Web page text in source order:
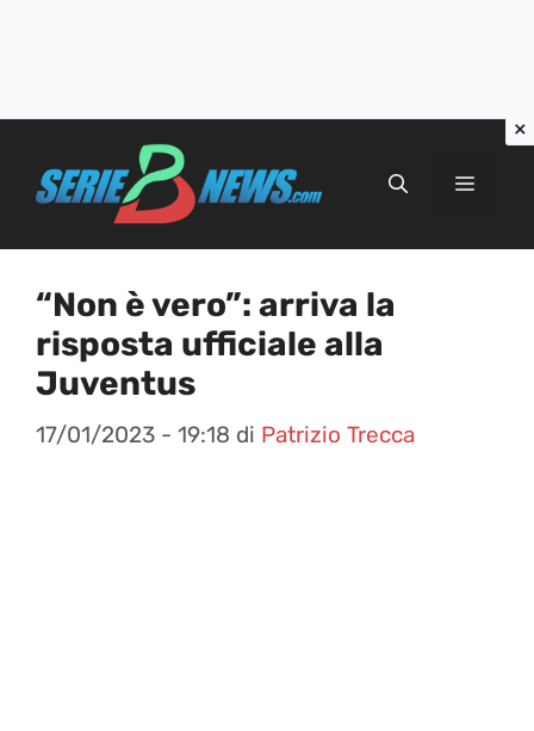
Menu
“Non è vero”: arriva la
risposta ufficiale alla
Juventus
17/01/2023 - 19:18 di Patrizio Trecca